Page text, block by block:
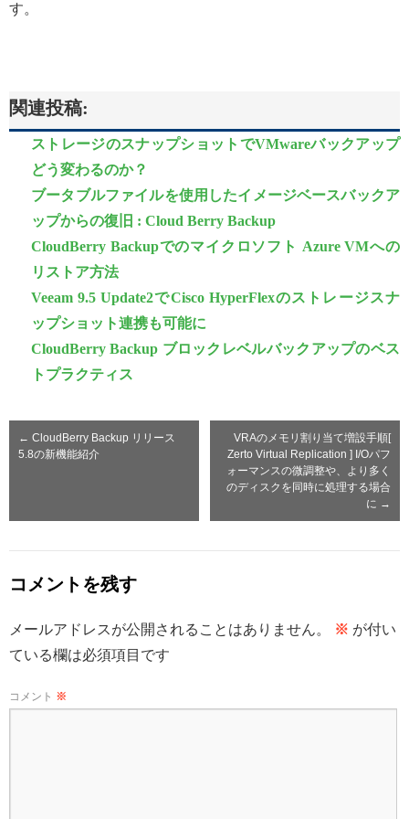
す。
関連投稿:
ストレージのスナップショットでVMwareバックアップ
どう変わるのか？
ブータブルファイルを使用したイメージベースバックア
ップからの復旧 : Cloud Berry Backup
CloudBerry Backupでのマイクロソフト Azure VMへの
リストア方法
Veeam 9.5 Update2でCisco HyperFlexのストレージスナ
ップショット連携も可能に
CloudBerry Backup ブロックレベルバックアップのベス
トプラクティス
← CloudBerry Backup リリース
5.8の新機能紹介
VRAのメモリ割り当て増設手順[
Zerto Virtual Replication ] I/Oパフ
ォーマンスの微調整や、より多く
のディスクを同時に処理する場合
に →
コメントを残す
メールアドレスが公開されることはありません。 ※ が付い
ている欄は必須項目です
コメント ※